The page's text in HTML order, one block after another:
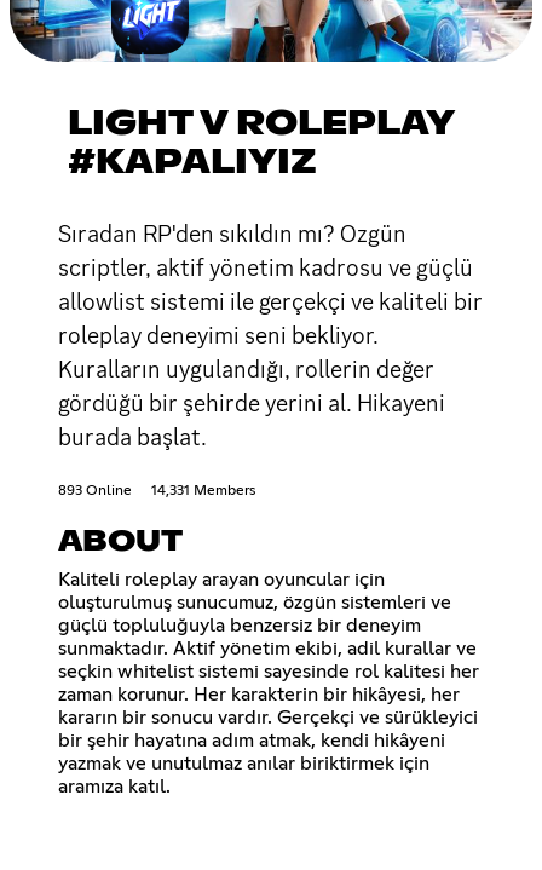
LIGHT V ROLEPLAY
#KAPALIYIZ
Sıradan RP'den sıkıldın mı? Ozgün
scriptler, aktif yönetim kadrosu ve güçlü
allowlist sistemi ile gerçekçi ve kaliteli bir
roleplay deneyimi seni bekliyor.
Kuralların uygulandığı, rollerin değer
gördüğü bir şehirde yerini al. Hikayeni
burada başlat.
893 Online 14,331 Members
ABOUT
Kaliteli roleplay arayan oyuncular için
oluşturulmuş sunucumuz, özgün sistemleri ve
güçlü topluluğuyla benzersiz bir deneyim
sunmaktadır. Aktif yönetim ekibi, adil kurallar ve
seçkin whitelist sistemi sayesinde rol kalitesi her
zaman korunur. Her karakterin bir hikâyesi, her
kararın bir sonucu vardır. Gerçekçi ve sürükleyici
bir şehir hayatına adım atmak, kendi hikâyeni
yazmak ve unutulmaz anılar biriktirmek için
aramıza katıl.